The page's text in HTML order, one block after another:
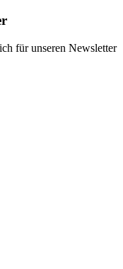
für unseren Newsletter